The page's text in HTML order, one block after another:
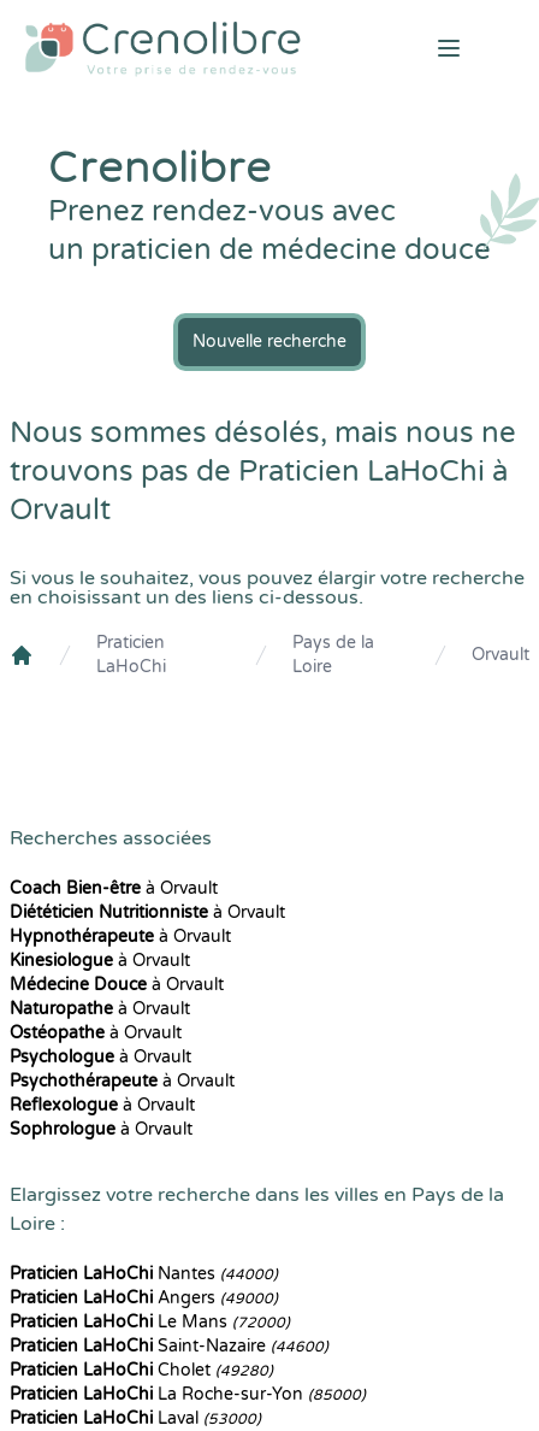
Open
Crenolibre
Prenez rendez-vous avec
un praticien de médecine douce
Nouvelle recherche
Nous sommes désolés, mais nous ne
trouvons pas de Praticien LaHoChi à
Orvault
Si vous le souhaitez, vous pouvez élargir votre recherche
en choisissant un des liens ci-dessous.
Crenolibre
Praticien
LaHoChi
Pays de la
Loire
Orvault
Recherches associées
Coach Bien-être à Orvault
Diététicien Nutritionniste à Orvault
Hypnothérapeute à Orvault
Kinesiologue à Orvault
Médecine Douce à Orvault
Naturopathe à Orvault
Ostéopathe à Orvault
Psychologue à Orvault
Psychothérapeute à Orvault
Reflexologue à Orvault
Sophrologue à Orvault
Elargissez votre recherche dans les villes en Pays de la
Loire :
Praticien LaHoChi Nantes (44000)
Praticien LaHoChi Angers (49000)
Praticien LaHoChi Le Mans (72000)
Praticien LaHoChi Saint-Nazaire (44600)
Praticien LaHoChi Cholet (49280)
Praticien LaHoChi La Roche-sur-Yon (85000)
Praticien LaHoChi Laval (53000)